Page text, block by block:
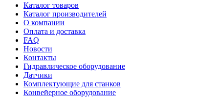
Каталог товаров
Каталог производителей
О компании
Оплата и доставка
FAQ
Новости
Контакты
Гидравлическое оборудование
Датчики
Комплектующие для станков
Конвейерное оборудование